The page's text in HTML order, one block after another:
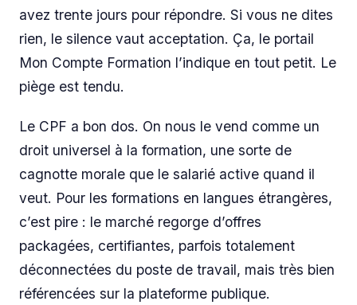
avez trente jours pour répondre. Si vous ne dites
rien, le silence vaut acceptation. Ça, le portail
Mon Compte Formation l’indique en tout petit. Le
piège est tendu.
Le CPF a bon dos. On nous le vend comme un
droit universel à la formation, une sorte de
cagnotte morale que le salarié active quand il
veut. Pour les formations en langues étrangères,
c’est pire : le marché regorge d’offres
packagées, certifiantes, parfois totalement
déconnectées du poste de travail, mais très bien
référencées sur la plateforme publique.